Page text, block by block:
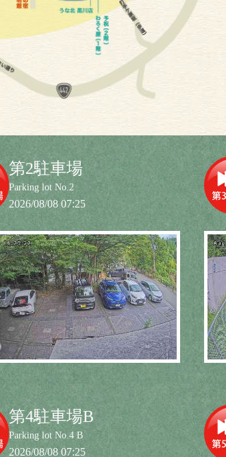
第2駐車場
Parking lot No.2
2026/08/08 07:25
第4駐車場B
Parking lot No.4 B
2026/08/08 07:25